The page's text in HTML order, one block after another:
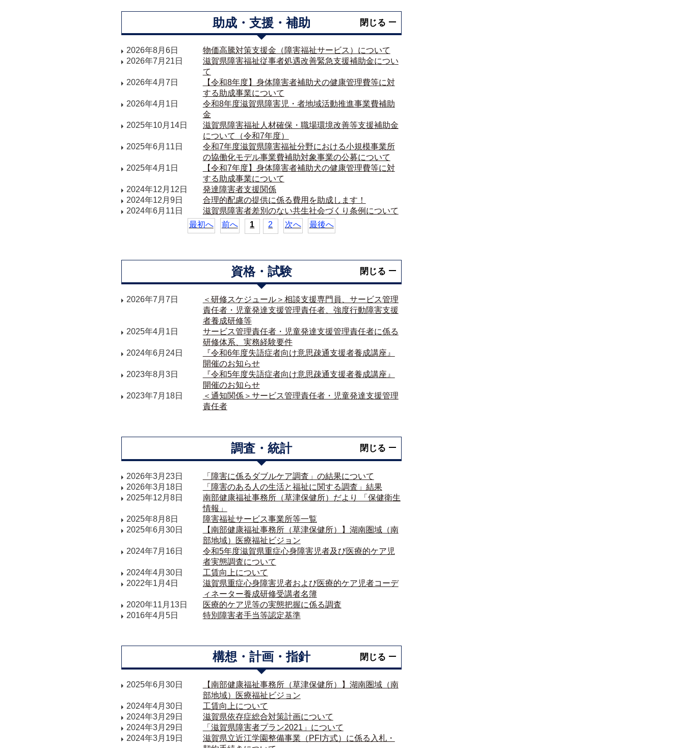
助成・支援・補助 閉じる
2026年8月6日
物価高騰対策支援金（障害福祉サービス）について
2026年7月21日
滋賀県障害福祉従事者処遇改善緊急支援補助金につい
て
2026年4月7日
【令和8年度】身体障害者補助犬の健康管理費等に対
する助成事業について
2026年4月1日
令和8年度滋賀県障害児・者地域活動推進事業費補助
金
2025年10月14日
滋賀県障害福祉人材確保・職場環境改善等支援補助金
について（令和7年度）
2025年6月11日
令和7年度滋賀県障害福祉分野における小規模事業所
の協働化モデル事業費補助対象事業の公募について
2025年4月1日
【令和7年度】身体障害者補助犬の健康管理費等に対
する助成事業について
2024年12月12日
発達障害者支援関係
2024年12月9日
合理的配慮の提供に係る費用を助成します！
2024年6月11日
滋賀県障害者差別のない共生社会づくり条例について
最初へ
前へ 1 2 次へ 最後へ
資格・試験 閉じる
2026年7月7日
＜研修スケジュール＞相談支援専門員、サービス管理
責任者・児童発達支援管理責任者、強度行動障害支援
者養成研修等
2025年4月1日
サービス管理責任者・児童発達支援管理責任者に係る
研修体系、実務経験要件
2024年6月24日
『令和6年度失語症者向け意思疎通支援者養成講座』
開催のお知らせ
2023年8月3日
『令和5年度失語症者向け意思疎通支援者養成講座』
開催のお知らせ
2023年7月18日
＜通知関係＞サービス管理責任者・児童発達支援管理
責任者
調査・統計 閉じる
2026年3月23日
「障害に係るダブルケア調査」の結果について
2026年3月18日
「障害のある人の生活と福祉に関する調査」結果
2025年12月8日
南部健康福祉事務所（草津保健所）だより 「保健衛生
情報」
2025年8月8日
障害福祉サービス事業所等一覧
2025年6月30日
【南部健康福祉事務所（草津保健所）】湖南圏域（南
部地域）医療福祉ビジョン
2024年7月16日
令和5年度滋賀県重症心身障害児者及び医療的ケア児
者実態調査について
2024年4月30日
工賃向上について
2022年1月4日
滋賀県重症心身障害児者および医療的ケア児者コーデ
ィネーター養成研修受講者名簿
2020年11月13日
医療的ケア児等の実態把握に係る調査
2016年4月5日
特別障害者手当等認定基準
構想・計画・指針 閉じる
2025年6月30日
【南部健康福祉事務所（草津保健所）】湖南圏域（南
部地域）医療福祉ビジョン
2024年4月30日
工賃向上について
2024年3月29日
滋賀県依存症総合対策計画について
2024年3月29日
「滋賀県障害者プラン2021」について
2024年3月19日
滋賀県立近江学園整備事業（PFI方式）に係る入札・